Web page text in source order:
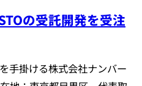
の受託開発を受注
手掛ける株式会社ナンバー